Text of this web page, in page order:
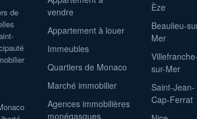
de
vendre
Appartement à louer
Immeubles
Quartiers de Monaco
Marché immobilier
Agences immobilières
monégasques
Èze
Beaulieu-
Mer
Villefranche-
sur-Mer
Saint-Jean-
Cap-Ferrat